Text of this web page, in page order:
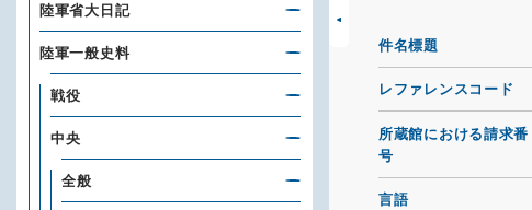
件名標題
レファレンスコード
所蔵館における請求番
号
言語
陸軍省大日記
陸軍一般史料
戦役
中央
全般